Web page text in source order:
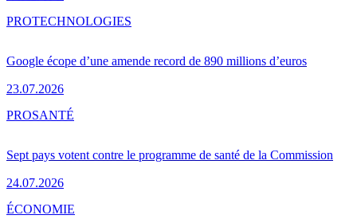
Google écope d’une amende record de 890 millions d’euros
23.07.2026
PROTECHNOLOGIES
Sept pays votent contre le programme de santé de la Commission
24.07.2026
PROSANTÉ
ÉCONOMIE